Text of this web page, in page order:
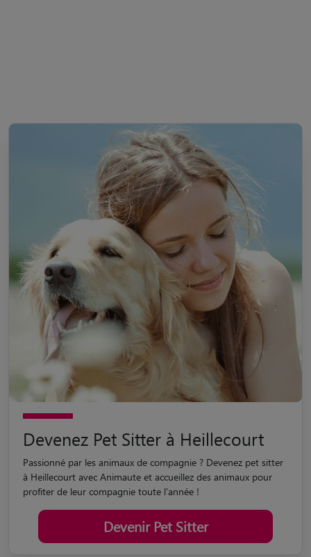
Devenez Pet Sitter à Heillecourt
Passionné par les animaux de compagnie ? Devenez pet sitter
à Heillecourt avec Animaute et accueillez des animaux pour
profiter de leur compagnie toute l'année !
Devenir Pet Sitter